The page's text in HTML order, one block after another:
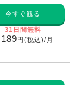
今すぐ観る
31日間無料
円(税込)/月